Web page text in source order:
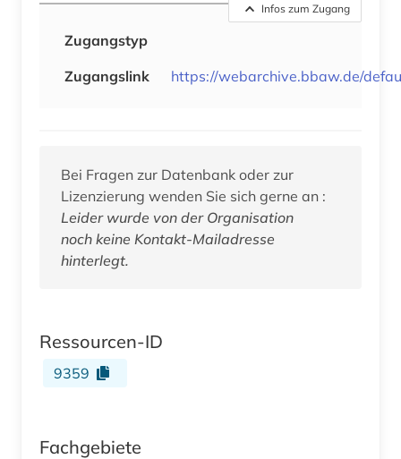
Infos zum Zugang
Zugangstyp
Zugangslink
https://webarchive.bbaw.de/
Bei Fragen zur Datenbank oder zur
Lizenzierung wenden Sie sich gerne an :
Leider wurde von der Organisation
noch keine Kontakt-Mailadresse
hinterlegt.
Ressourcen-ID
9359
Fachgebiete